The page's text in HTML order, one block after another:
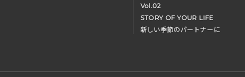
Vol.02
STORY OF YOUR LIFE
新しい季節のパートナーに